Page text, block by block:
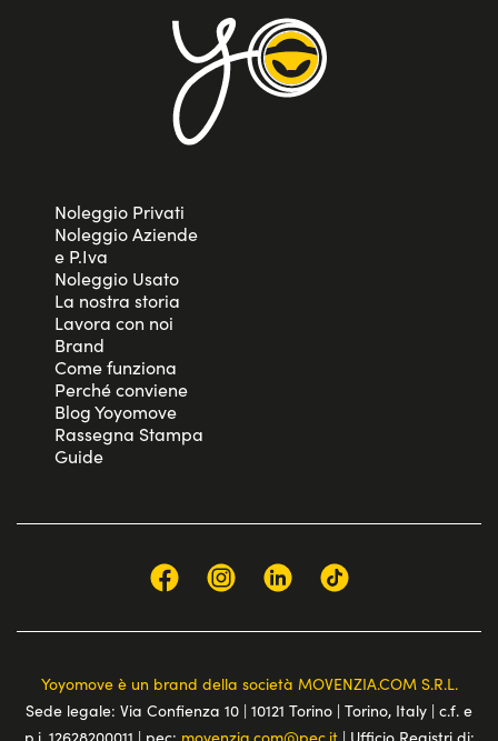
Noleggio Privati
Noleggio Aziende
e P.Iva
Noleggio Usato
La nostra storia
Lavora con noi
Brand
Come funziona
Perché conviene
Blog Yoyomove
Rassegna Stampa
Guide
Yoyomove è un brand della società MOVENZIA.COM S.R.L.
Sede legale: Via Confienza 10 | 10121 Torino | Torino, Italy | c.f. e